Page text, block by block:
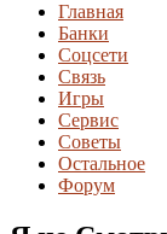
Главная
Банки
Соцсети
Связь
Игры
Сервис
Советы
Остальное
Форум